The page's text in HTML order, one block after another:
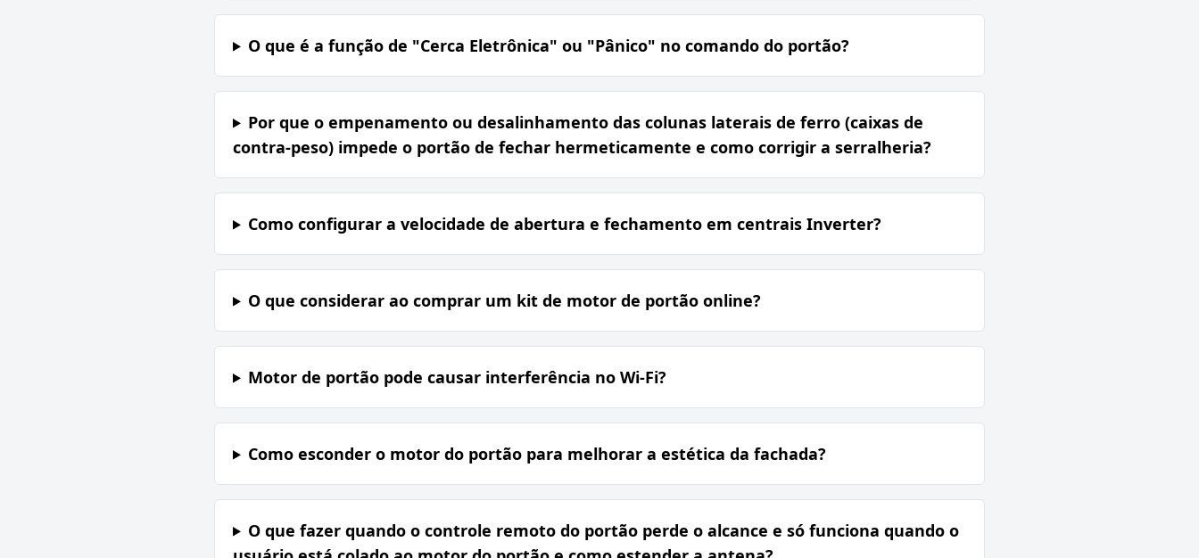
O que é a função de "Cerca Eletrônica" ou "Pânico" no comando do portão?
Por que o empenamento ou desalinhamento das colunas laterais de ferro (caixas de
contra-peso) impede o portão de fechar hermeticamente e como corrigir a serralheria?
Como configurar a velocidade de abertura e fechamento em centrais Inverter?
O que considerar ao comprar um kit de motor de portão online?
Motor de portão pode causar interferência no Wi-Fi?
Como esconder o motor do portão para melhorar a estética da fachada?
O que fazer quando o controle remoto do portão perde o alcance e só funciona quando o